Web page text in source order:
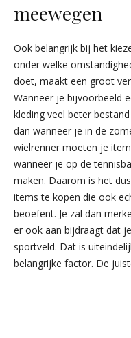
meewegen
Ook belangrijk bij het
onder welke
doet, maakt een groot
Wanneer je bijvoorbeeld
kleding veel beter
dan wanneer je in de
wielrenner moeten je
wanneer je op de
maken. Daarom is het
items te kopen die ook
beoefent. Je zal dan
er ook aan bijdraagt dat
sportveld. Dat is
belangrijke factor. De